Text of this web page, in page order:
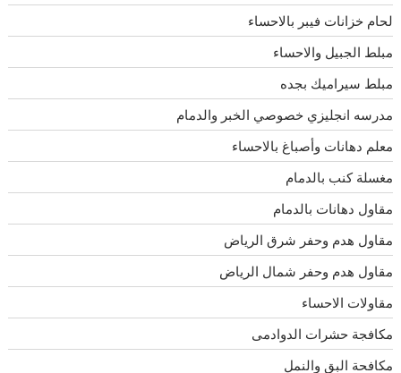
لحام خزانات فيبر بالاحساء
مبلط الجبيل والاحساء
مبلط سيراميك بجده
مدرسه انجليزي خصوصي الخبر والدمام
معلم دهانات وأصباغ بالاحساء
مغسلة كنب بالدمام
مقاول دهانات بالدمام
مقاول هدم وحفر شرق الرياض
مقاول هدم وحفر شمال الرياض
مقاولات الاحساء
مكافجة حشرات الدوادمى
مكافحة البق والنمل